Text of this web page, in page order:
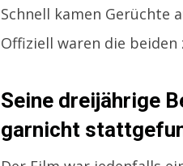
Schnell kamen Gerüchte
Offiziell waren die
Seine dreijährige
garnicht